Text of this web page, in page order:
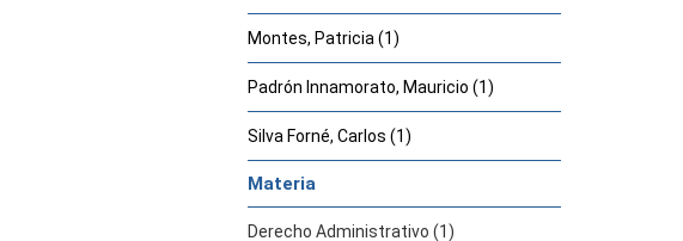
Montes, Patricia (1)
Padrón Innamorato, Mauricio (1)
Silva Forné, Carlos (1)
Materia
Derecho Administrativo (1)